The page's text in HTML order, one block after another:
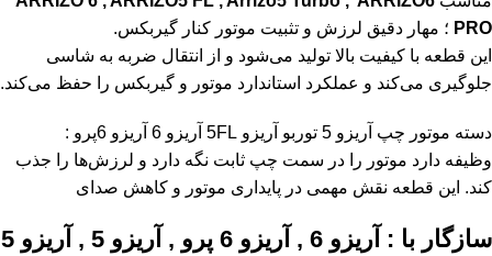
PRO ؛ مهار دقیق لرزش و تثبیت موتور کنار گیربکس.
این قطعه با کیفیت بالا تولید می‌شود و از انتقال ضربه به شاسی
جلوگیری می‌کند و عملکرد استاندارد موتور و گیربکس را حفظ می‌کند.
دسته موتور چپ آریزو 5 توربو آریزو 5FL آریزو 6 آریزو 6پرو :
وظیفه دارد موتور را در سمت چپ ثابت نگه دارد و لرزش‌ها را جذب
کند. این قطعه نقش مهمی در پایداری موتور و کاهش صدای
سازگار با : آریزو 6 , آریزو 6 پرو , آریزو 5 , آریزو 5